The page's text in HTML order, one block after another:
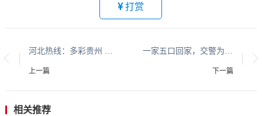
打赏
上一篇 下一篇
相关推荐